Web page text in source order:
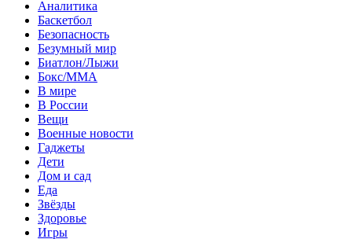
Аналитика
Баскетбол
Безопасность
Безумный мир
Биатлон/Лыжи
Бокс/MMA
В мире
В России
Вещи
Военные новости
Гаджеты
Дети
Дом и сад
Еда
Звёзды
Здоровье
Игры